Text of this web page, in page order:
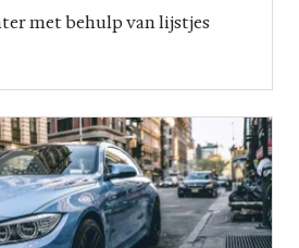
met behulp van lijstjes